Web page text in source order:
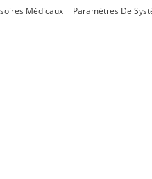
Médicaux Paramètres De